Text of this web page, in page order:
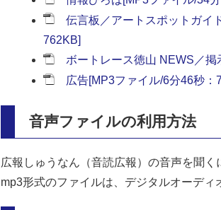
伝言板／アートスポットガイ
762KB]
ボートレース徳山 NEWS／
広告[MP3ファイル/6分46秒：
音声ファイルの利用方法
広報しゅうなん（音読広報）の音声を聞
mp3形式のファイルは、デジタルオーディ